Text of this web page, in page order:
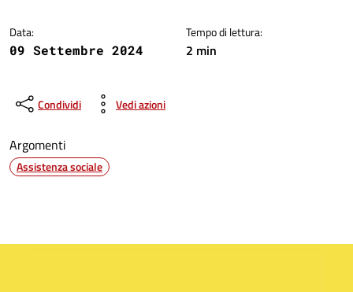
Data:
09 Settembre 2024
Tempo di lettura:
2 min
Condividi Vedi azioni
Argomenti
Assistenza sociale